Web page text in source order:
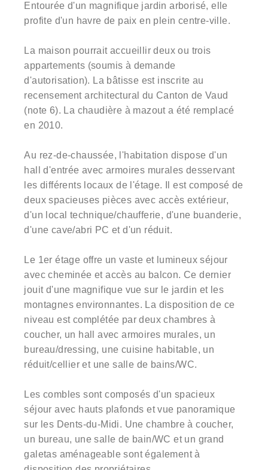
Entourée d'un magnifique jardin arborisé, elle
profite d'un havre de paix en plein centre-ville.
La maison pourrait accueillir deux ou trois
appartements (soumis à demande
d'autorisation). La bâtisse est inscrite au
recensement architectural du Canton de Vaud
(note 6). La chaudière à mazout a été remplacé
en 2010.
Au rez-de-chaussée, l'habitation dispose d'un
hall d'entrée avec armoires murales desservant
les différents locaux de l'étage. Il est composé de
deux spacieuses pièces avec accès extérieur,
d'un local technique/chaufferie, d'une buanderie,
d'une cave/abri PC et d'un réduit.
Le 1er étage offre un vaste et lumineux séjour
avec cheminée et accès au balcon. Ce dernier
jouit d'une magnifique vue sur le jardin et les
montagnes environnantes. La disposition de ce
niveau est complétée par deux chambres à
coucher, un hall avec armoires murales, un
bureau/dressing, une cuisine habitable, un
réduit/cellier et une salle de bains/WC.
Les combles sont composés d'un spacieux
séjour avec hauts plafonds et vue panoramique
sur les Dents-du-Midi. Une chambre à coucher,
un bureau, une salle de bain/WC et un grand
galetas aménageable sont également à